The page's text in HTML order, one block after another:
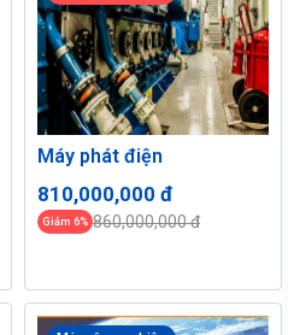
Máy phát điện
810,000,000 đ
Giảm 6% 860,000,000 đ